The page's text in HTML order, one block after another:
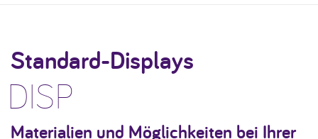
Standard-Displays
DISP
Materialien und Möglichkeiten bei Ihrer